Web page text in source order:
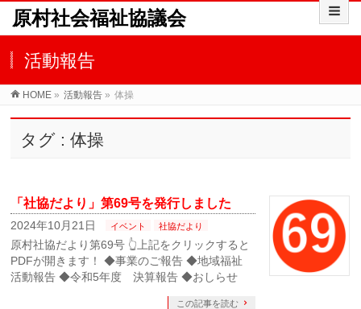
原村社会福祉協議会
活動報告
HOME » 活動報告 » 体操
タグ : 体操
「社協だより」第69号を発行しました
2024年10月21日 イベント 社協だより
原村社協だより第69号 👆上記をクリックすると
PDFが開きます！ ◆事業のご報告 ◆地域福祉
活動報告 ◆令和5年度 決算報告 ◆おしらせ
この記事を読む